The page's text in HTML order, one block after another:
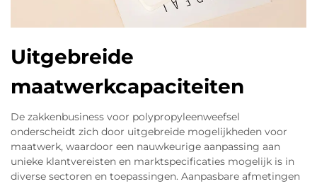
Uitgebreide
maatwerkcapaciteiten
De zakkenbusiness voor polypropyleenweefsel
onderscheidt zich door uitgebreide mogelijkheden voor
maatwerk, waardoor een nauwkeurige aanpassing aan
unieke klantvereisten en marktspecificaties mogelijk is in
diverse sectoren en toepassingen. Aanpasbare afmetingen